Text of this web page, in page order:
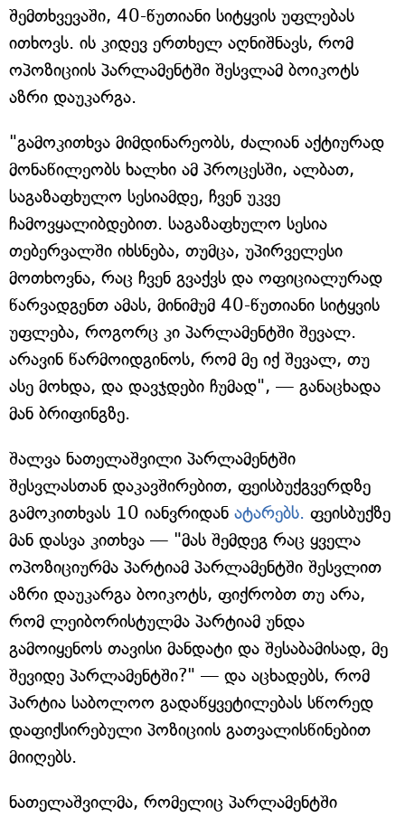
შემთხვევაში, 40-წუთიანი სიტყვის უფლებას
ითხოვს. ის კიდევ ერთხელ აღნიშნავს, რომ
ოპოზიციის პარლამენტში შესვლამ ბოიკოტს
აზრი დაუკარგა.
"გამოკითხვა მიმდინარეობს, ძალიან აქტიურად
მონაწილეობს ხალხი ამ პროცესში, ალბათ,
საგაზაფხულო სესიამდე, ჩვენ უკვე
ჩამოვყალიბდებით. საგაზაფხულო სესია
თებერვალში იხსნება, თუმცა, უპირველესი
მოთხოვნა, რაც ჩვენ გვაქვს და ოფიციალურად
წარვადგენთ ამას, მინიმუმ 40-წუთიანი სიტყვის
უფლება, როგორც კი პარლამენტში შევალ.
არავინ წარმოიდგინოს, რომ მე იქ შევალ, თუ
ასე მოხდა, და დავჯდები ჩუმად", — განაცხადა
მან ბრიფინგზე.
შალვა ნათელაშვილი პარლამენტში
შესვლასთან დაკავშირებით, ფეისბუქგვერდზე
გამოკითხვას 10 იანვრიდან ატარებს. ფეისბუქზე
მან დასვა კითხვა — "მას შემდეგ რაც ყველა
ოპოზიციურმა პარტიამ პარლამენტში შესვლით
აზრი დაუკარგა ბოიკოტს, ფიქრობთ თუ არა,
რომ ლეიბორისტულმა პარტიამ უნდა
გამოიყენოს თავისი მანდატი და შესაბამისად, მე
შევიდე პარლამენტში?" — და აცხადებს, რომ
პარტია საბოლოო გადაწყვეტილებას სწორედ
დაფიქსირებული პოზიციის გათვალისწინებით
მიიღებს.
ნათელაშვილმა, რომელიც პარლამენტში